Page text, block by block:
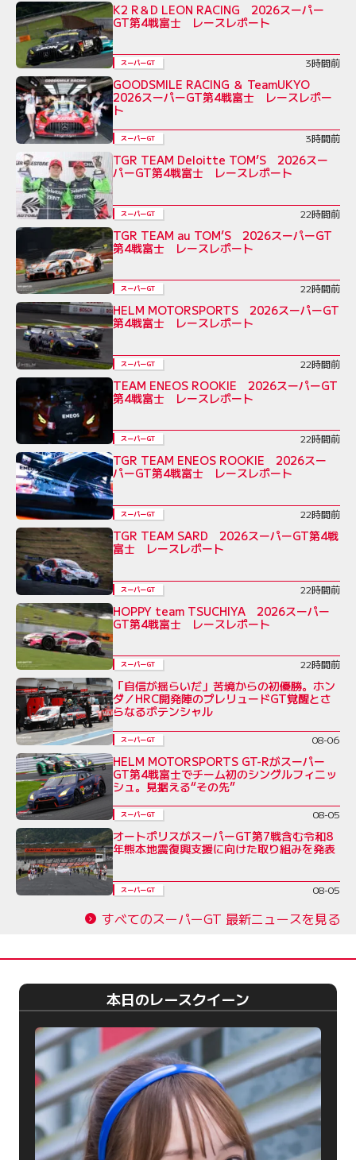
K2 R＆D LEON RACING 2026スーパー
GT第4戦富士 レースレポート
スーパーGT 3時間前
GOODSMILE RACING ＆ TeamUKYO
2026スーパーGT第4戦富士 レースレポー
ト
スーパーGT 3時間前
TGR TEAM Deloitte TOM’S 2026スー
パーGT第4戦富士 レースレポート
スーパーGT 22時間前
TGR TEAM au TOM’S 2026スーパーGT
第4戦富士 レースレポート
スーパーGT 22時間前
HELM MOTORSPORTS 2026スーパーGT
第4戦富士 レースレポート
スーパーGT 22時間前
TEAM ENEOS ROOKIE 2026スーパーGT
第4戦富士 レースレポート
スーパーGT 22時間前
TGR TEAM ENEOS ROOKIE 2026スー
パーGT第4戦富士 レースレポート
スーパーGT 22時間前
TGR TEAM SARD 2026スーパーGT第4戦
富士 レースレポート
スーパーGT 22時間前
HOPPY team TSUCHIYA 2026スーパー
GT第4戦富士 レースレポート
スーパーGT 22時間前
「自信が揺らいだ」苦境からの初優勝。ホン
ダ／HRC開発陣のプレリュードGT覚醒とさ
らなるポテンシャル
スーパーGT 08-06
HELM MOTORSPORTS GT-Rがスーパー
GT第4戦富士でチーム初のシングルフィニッ
シュ。見据える“その先”
スーパーGT 08-05
オートポリスがスーパーGT第7戦含む令和8
年熊本地震復興支援に向けた取り組みを発表
スーパーGT 08-05
すべてのスーパーGT 最新ニュースを見る
本日のレースクイーン